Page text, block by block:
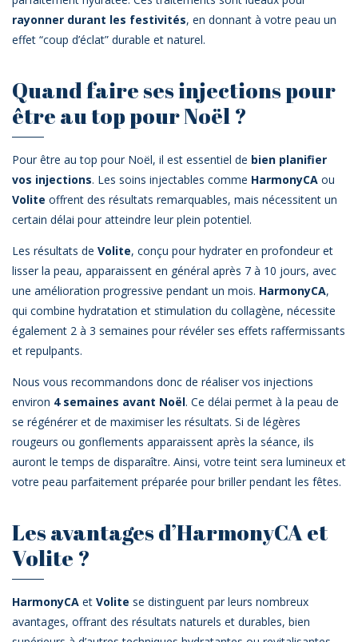
rayonner durant les festivités, en donnant à votre peau un
effet “coup d’éclat” durable et naturel.
Quand faire ses injections pour
être au top pour Noël ?
Pour être au top pour Noël, il est essentiel de bien planifier
vos injections. Les soins injectables comme HarmonyCA ou
Volite offrent des résultats remarquables, mais nécessitent un
certain délai pour atteindre leur plein potentiel.
Les résultats de Volite, conçu pour hydrater en profondeur et
lisser la peau, apparaissent en général après 7 à 10 jours, avec
une amélioration progressive pendant un mois. HarmonyCA,
qui combine hydratation et stimulation du collagène, nécessite
également 2 à 3 semaines pour révéler ses effets raffermissants
et repulpants.
Nous vous recommandons donc de réaliser vos injections
environ 4 semaines avant Noël. Ce délai permet à la peau de
se régénérer et de maximiser les résultats. Si de légères
rougeurs ou gonflements apparaissent après la séance, ils
auront le temps de disparaître. Ainsi, votre teint sera lumineux et
votre peau parfaitement préparée pour briller pendant les fêtes.
Les avantages d’HarmonyCA et
Volite ?
HarmonyCA et Volite se distinguent par leurs nombreux
avantages, offrant des résultats naturels et durables, bien